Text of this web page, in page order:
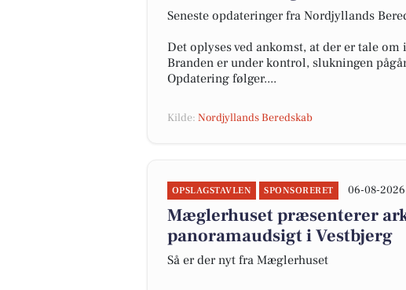
Seneste opdateringer fra Nordjyllands
Det oplyses ved ankomst, at der er tale
Branden er under kontrol, slukningen
Opdatering følger....
Kilde: Nordjyllands Beredskab
OPSLAGSTAVLEN SPONSORERET 06-08-
Mæglerhuset præsenterer
panoramaudsigt i Vestbjerg
Så er der nyt fra Mæglerhuset